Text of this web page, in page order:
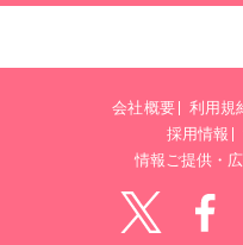
会社概要 利用規
採用情報
情報ご提供・